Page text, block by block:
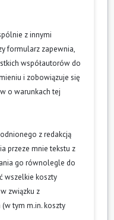
z innymi
formularz zapewnia,
współautorów do
i zobowiązuje się
o warunkach tej
z redakcją
przeze mnie tekstu z
go równolegle do
wszelkie koszty
związku z
tym m.in. koszty